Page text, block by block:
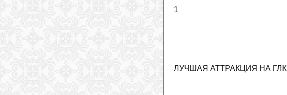
1
ЛУЧШАЯ АТТРАКЦИЯ НА ГЛК